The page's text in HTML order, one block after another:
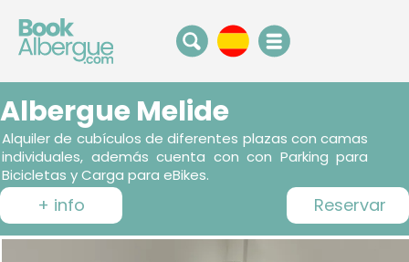
Albergue Melide
Alquiler de cubículos de diferentes plazas con camas
individuales, además cuenta con con Parking para
Bicicletas y Carga para eBikes.
+ info Reservar